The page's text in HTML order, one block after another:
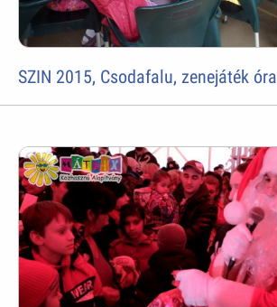
SZIN 2015, Csodafalu, zenejáték óra